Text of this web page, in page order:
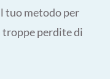
tuo metodo per
troppe perdite di